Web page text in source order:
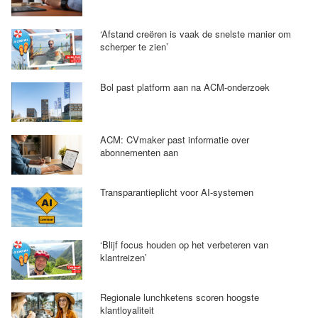
‘Afstand creëren is vaak de snelste manier om
scherper te zien’
Bol past platform aan na ACM-onderzoek
ACM: CVmaker past informatie over
abonnementen aan
Transparantieplicht voor AI-systemen
‘Blijf focus houden op het verbeteren van
klantreizen’
Regionale lunchketens scoren hoogste
klantloyaliteit